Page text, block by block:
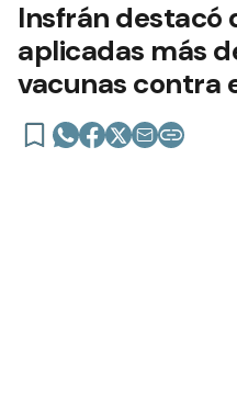
Insfrán destacó
aplicadas más
vacunas contra